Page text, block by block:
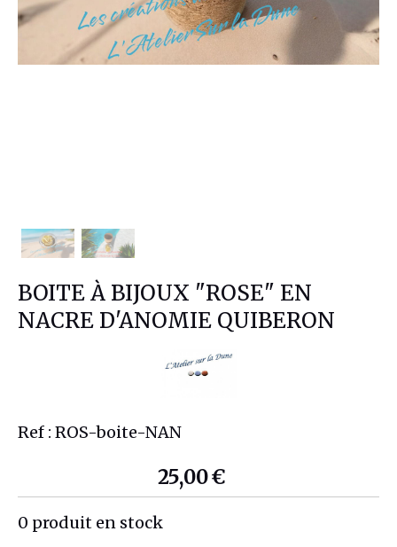
BOITE À BIJOUX "ROSE" EN
NACRE D'ANOMIE QUIBERON
Ref : ROS-boite-NAN
25,00€
0 produit en stock